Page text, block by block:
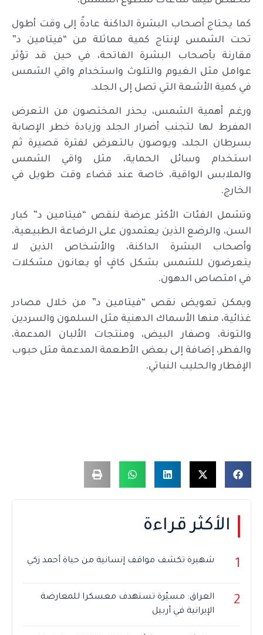
كما يحتاج أصحاب البشرة الداكنة عادةً إلى وقت أطول
تحت الشمس لإنتاج كمية مماثلة من “فيتامين د”
مقارنة بأصحاب البشرة الفاتحة، في حين قد تؤثر
عوامل مثل الغيوم والتلوث واستخدام واقي الشمس
في كمية الأشعة التي تصل إلى الجلد.
ورغم أهمية الشمس، يحذر المختصون من التعرض
المفرط لها لتجنب أضرار الجلد وزيادة خطر الإصابة
بسرطان الجلد، ويوصون بالتعرض لفترة قصيرة ثم
استخدام وسائل الحماية، مثل واقي الشمس
والملابس الواقية، خاصة عند قضاء وقت طويل في
الخارج.
وتشمل الفئات الأكثر عرضة لنقص “فيتامين د” كبار
السن، والرضع الذين يعتمدون على الرضاعة الطبيعية،
وأصحاب البشرة الداكنة، والأشخاص الذين لا
يتعرضون للشمس بشكل كافٍ أو يعانون مشكلات
في امتصاص الدهون.
ويمكن تعويض نقص “فيتامين د” من خلال مصادر
غذائية، منها الأسماك الدهنية مثل السلمون والسردين
والتونة، وصفار البيض، ومنتجات الألبان المدعمة،
والفطر، إضافة إلى بعض الأطعمة المدعمة مثل حبوب
الإفطار والحليب النباتي.
الأكثر قراءة
1 شهيرة تكشف مواقف إنسانية من حياة أحمد زكي
2
العراق: مسيّرة تستهدف معسكرا للمعارضة
الإيرانية في أربيل